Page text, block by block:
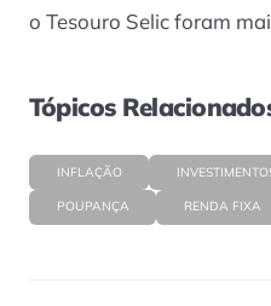
o Tesouro Selic foram
Tópicos
INFLAÇÃO
POUPANÇA RENDA FIXA